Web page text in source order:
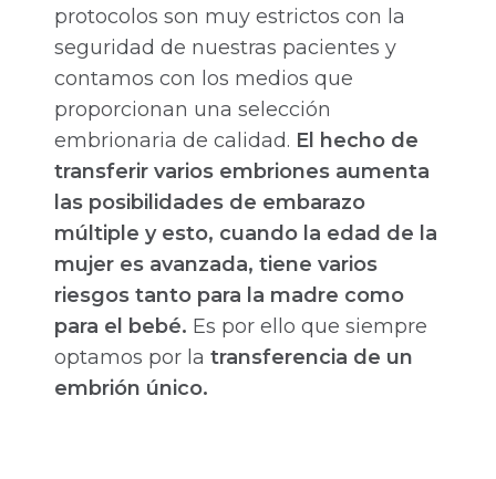
protocolos son muy estrictos con la
seguridad de nuestras pacientes y
contamos con los medios que
proporcionan una selección
embrionaria de calidad. El hecho de
transferir varios embriones aumenta
las posibilidades de embarazo
múltiple y esto, cuando la edad de la
mujer es avanzada, tiene varios
riesgos tanto para la madre como
para el bebé. Es por ello que siempre
optamos por la transferencia de un
embrión único.